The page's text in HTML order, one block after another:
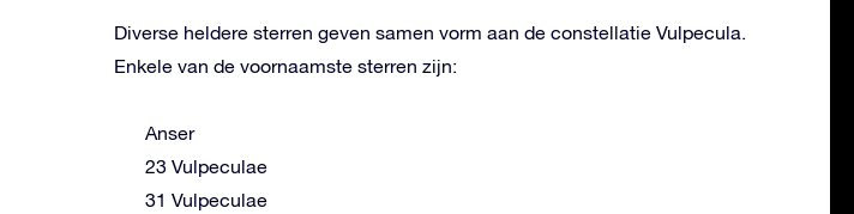
Diverse heldere sterren geven samen vorm aan de constellatie Vulpecula.
Enkele van de voornaamste sterren zijn:
Anser
23 Vulpeculae
31 Vulpeculae